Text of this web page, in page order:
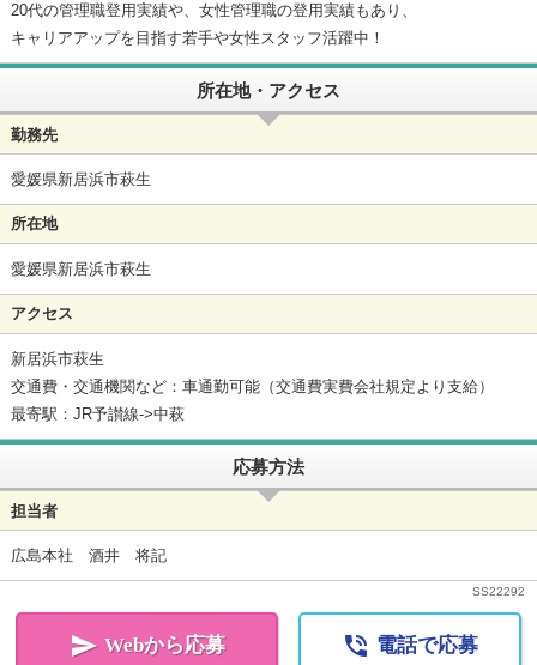
20代の管理職登用実績や、女性管理職の登用実績もあり、
キャリアアップを目指す若手や女性スタッフ活躍中！
所在地・アクセス
勤務先
愛媛県新居浜市萩生
所在地
愛媛県新居浜市萩生
アクセス
新居浜市萩生
交通費・交通機関など：車通勤可能（交通費実費会社規定より支給）
最寄駅：JR予讃線->中萩
応募方法
担当者
広島本社 酒井 将記
SS22292
 Webから応募  電話で応募